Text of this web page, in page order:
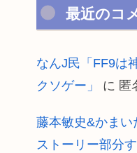
最近のコ
なんJ民「FF9は
クソゲー」
に 匿
藤本敏史&かま
ストーリー部分